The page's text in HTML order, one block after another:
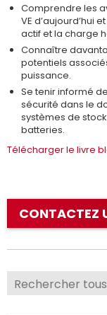
Comprendre les
VE d’aujourd’hui
actif et la charge
Connaître
potentiels
puissance.
Se tenir informé
sécurité dans le
systèmes de
batteries.
Télécharger le livre
CONTACTEZ